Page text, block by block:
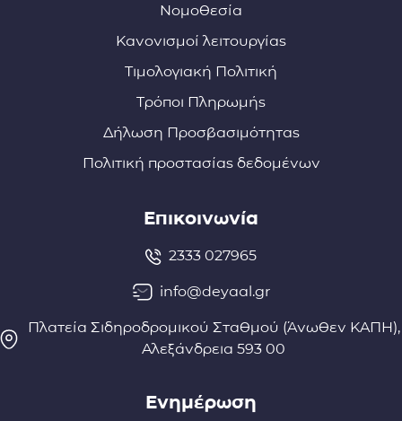
Νομοθεσία
Κανονισμοί λειτουργίας
Τιμολογιακή Πολιτική
Τρόποι Πληρωμής
Δήλωση Προσβασιμότητας
Πολιτική προστασίας δεδομένων
Επικοινωνία
2333 027965
info@deyaal.gr
Πλατεία Σιδηροδρομικού Σταθμού (Άνωθεν ΚΑΠΗ),
Αλεξάνδρεια 593 00
Ενημέρωση